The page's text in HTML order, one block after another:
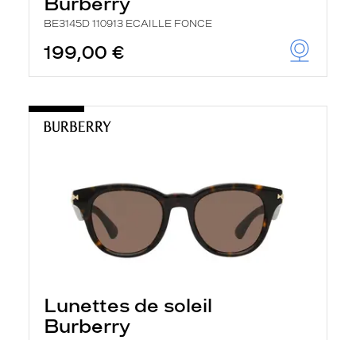
BE3145D 110913 ECAILLE FONCE
199,00 €
Lunettes de soleil
Burberry